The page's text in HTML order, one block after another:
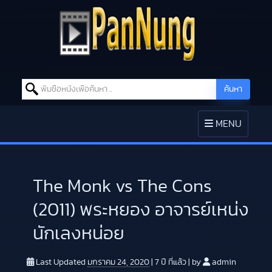
Search for: ค้นหา
TOGGLE
NAVIGATION
MENU
The Monk vs The Cons
(2011) พระหยอง อาจารย์เหน่ง
นักเลงหน่อย
Last Updated มกราคม 24, 2020 7 ปี ที่แล้ว by admin